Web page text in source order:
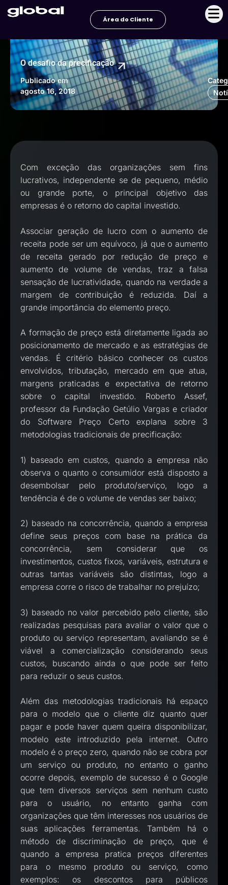
para
conteúdo
Área do Cliente
O desafio da precificação
Publicado em
agosto 16, 2018
Com exceção das organizações sem fins
lucrativos, independente se de pequeno, médio
ou grande porte, o principal objetivo das
empresas é o retorno do capital investido.
Associar geração de lucro com o aumento de
receita pode ser um equívoco, já que o aumento
de receita gerado por redução de preço e
aumento de volume de vendas, traz a falsa
sensação de lucratividade, quando na verdade a
margem de contribuição é reduzida. Daí a
grande importância do elemento preço.
A formação de preço está diretamente ligada ao
posicionamento de mercado e as estratégias de
vendas. É critério básico conhecer os custos
envolvidos, tributação, mercado em que atua,
margens praticadas e expectativa de retorno
sobre o capital investido. Roberto Assef,
professor da Fundação Getúlio Vargas e criador
do Software Preço Certo explana sobre 3
metodologias tradicionais de precificação:
1) baseado em custos, quando a empresa não
observa o quanto o consumidor está disposto a
desembolsar pelo produto/serviço, logo a
tendência é de o volume de vendas ser baixo;
2) baseado na concorrência, quando a empresa
define seus preços com base na prática da
concorrência, sem considerar que os
investimentos, custos fixos, variáveis, estrutura e
outras tantas variáveis são distintas, logo a
empresa corre o risco de trabalhar no prejuízo;
3) baseado no valor percebido pelo cliente, são
realizadas pesquisas para avaliar o valor que o
produto ou serviço representam, avaliando se é
viável a comercialização considerando seus
custos, buscando ainda o que pode ser feito
para reduzir o seus custos.
Além das metodologias tradicionais há espaço
para o modelo que o cliente diz quanto quer
pagar e pode haver quem queira disponibilizar,
modelo este introduzido pela internet. Outro
modelo é o preço zero, quando não se cobra por
um serviço ou produto, no entanto o ganho
ocorre depois, exemplo de sucesso é o Google
que tem diversos serviços sem nenhum custo
para o usuário, no entanto ganha com
organizações que têm interesses nos usuários de
suas aplicações ferramentas. Também há o
método de discriminação de preço, que é
quando a empresa pratica preços diferentes
para o mesmo produto ou serviço, como
exemplos: os descontos para públicos